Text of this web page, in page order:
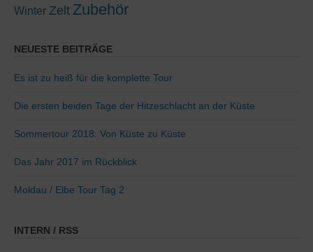
Winter Zelt Zubehör
NEUESTE BEITRÄGE
Es ist zu heiß für die komplette Tour
Die ersten beiden Tage der Hitzeschlacht an der Küste
Sommertour 2018: Von Küste zu Küste
Das Jahr 2017 im Rückblick
Moldau / Elbe Tour Tag 2
INTERN / RSS